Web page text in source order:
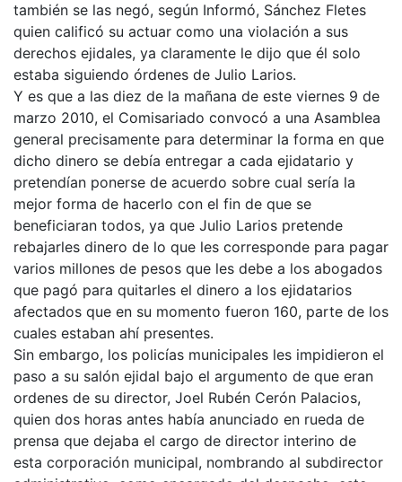
también se las negó, según Informó, Sánchez Fletes
quien calificó su actuar como una violación a sus
derechos ejidales, ya claramente le dijo que él solo
estaba siguiendo órdenes de Julio Larios.
Y es que a las diez de la mañana de este viernes 9 de
marzo 2010, el Comisariado convocó a una Asamblea
general precisamente para determinar la forma en que
dicho dinero se debía entregar a cada ejidatario y
pretendían ponerse de acuerdo sobre cual sería la
mejor forma de hacerlo con el fin de que se
beneficiaran todos, ya que Julio Larios pretende
rebajarles dinero de lo que les corresponde para pagar
varios millones de pesos que les debe a los abogados
que pagó para quitarles el dinero a los ejidatarios
afectados que en su momento fueron 160, parte de los
cuales estaban ahí presentes.
Sin embargo, los policías municipales les impidieron el
paso a su salón ejidal bajo el argumento de que eran
ordenes de su director, Joel Rubén Cerón Palacios,
quien dos horas antes había anunciado en rueda de
prensa que dejaba el cargo de director interino de
esta corporación municipal, nombrando al subdirector